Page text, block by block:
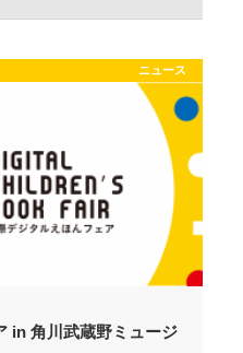
ニュース
in 角川武蔵野ミュージ